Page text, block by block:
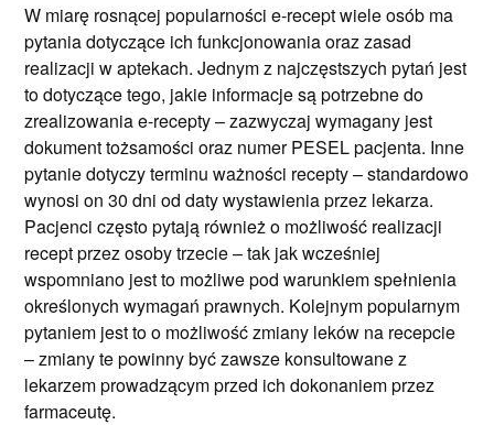
W miarę rosnącej popularności e-recept wiele osób ma
pytania dotyczące ich funkcjonowania oraz zasad
realizacji w aptekach. Jednym z najczęstszych pytań jest
to dotyczące tego, jakie informacje są potrzebne do
zrealizowania e-recepty – zazwyczaj wymagany jest
dokument tożsamości oraz numer PESEL pacjenta. Inne
pytanie dotyczy terminu ważności recepty – standardowo
wynosi on 30 dni od daty wystawienia przez lekarza.
Pacjenci często pytają również o możliwość realizacji
recept przez osoby trzecie – tak jak wcześniej
wspomniano jest to możliwe pod warunkiem spełnienia
określonych wymagań prawnych. Kolejnym popularnym
pytaniem jest to o możliwość zmiany leków na recepcie
– zmiany te powinny być zawsze konsultowane z
lekarzem prowadzącym przed ich dokonaniem przez
farmaceutę.